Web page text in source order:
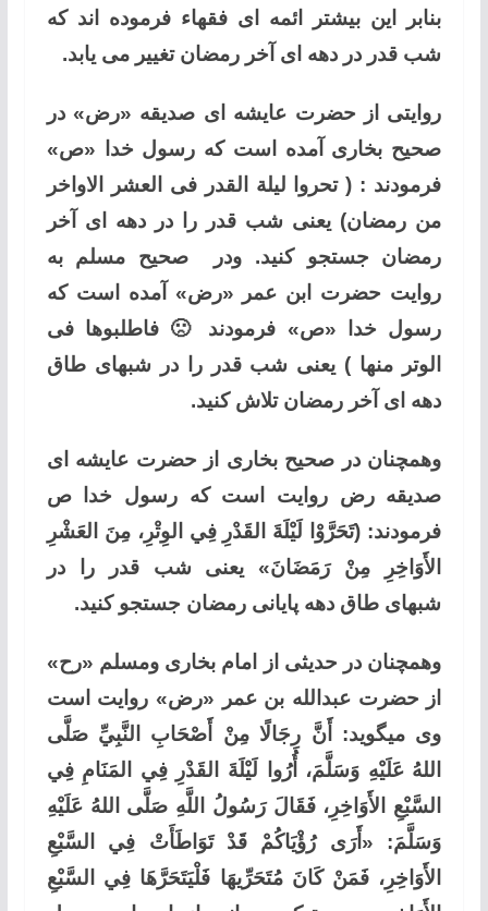
بنابر این بیشتر ائمه ای فقهاء فرموده اند که
شب قدر در دهه ای آخر رمضان تغییر می یابد.
روایتی از حضرت عایشه ای صدیقه «رض» در
صحیح بخاری آمده است که رسول خدا «ص»
فرمودند : ( تحروا لیلة القدر فی العشر الاواخر
من رمضان) یعنی شب قدر را در دهه ای آخر
رمضان جستجو کنید. ودر صحیح مسلم به
روایت حضرت ابن عمر «رض» آمده است که
رسول خدا «ص» فرمودند 🙁 فاطلبوها فی
الوتر منها ) یعنی شب قدر را در شبهای طاق
دهه ای آخر رمضان تلاش کنید.
وهمچنان در صحیح بخاری از حضرت عایشه ای
صدیقه رض روایت است که رسول خدا ص
فرمودند: (تَحَرَّوْا لَيْلَةَ القَدْرِ فِي الوِتْرِ، مِنَ العَشْرِ
الأَوَاخِرِ مِنْ رَمَضَانَ» یعنی شب قدر را در
شبهای طاق دهه پایانی رمضان جستجو کنید.
وهمچنان در حدیثی از امام بخاری ومسلم «رح»
از حضرت عبدالله بن عمر «رض» روایت است
وی میگوید: أَنَّ رِجَالًا مِنْ أَصْحَابِ النَّبِيِّ صَلَّى
اللهُ عَلَيْهِ وَسَلَّمَ، أُرُوا لَيْلَةَ القَدْرِ فِي المَنَامِ فِي
السَّبْعِ الأَوَاخِرِ، فَقَالَ رَسُولُ اللَّهِ صَلَّى اللهُ عَلَيْهِ
وَسَلَّمَ: «أَرَى رُؤْيَاكُمْ قَدْ تَوَاطَأَتْ فِي السَّبْعِ
الأَوَاخِرِ، فَمَنْ كَانَ مُتَحَرِّيهَا فَلْيَتَحَرَّهَا فِي السَّبْعِ